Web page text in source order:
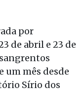
por
de abril e 23 de
um mês desde
Sírio dos